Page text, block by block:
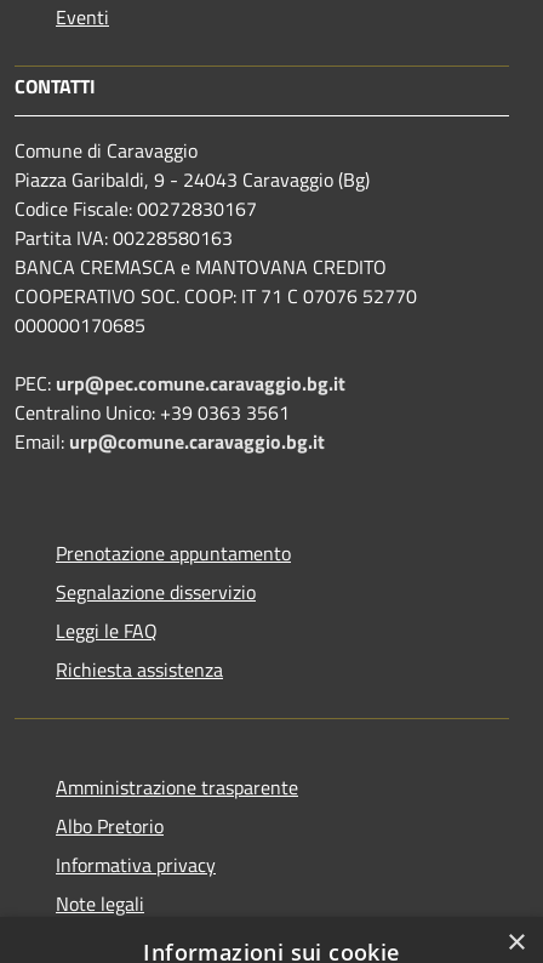
Eventi
CONTATTI
Comune di Caravaggio
Piazza Garibaldi, 9 - 24043 Caravaggio (Bg)
Codice Fiscale: 00272830167
Partita IVA: 00228580163
BANCA CREMASCA e MANTOVANA CREDITO
COOPERATIVO SOC. COOP: IT 71 C 07076 52770
000000170685
PEC: urp@pec.comune.caravaggio.bg.it
Centralino Unico: +39 0363 3561
Email: urp@comune.caravaggio.bg.it
Prenotazione appuntamento
Segnalazione disservizio
Leggi le FAQ
Richiesta assistenza
Amministrazione trasparente
Albo Pretorio
Informativa privacy
Note legali
Dichiarazione di accessibilità
×
Informazioni sui cookie